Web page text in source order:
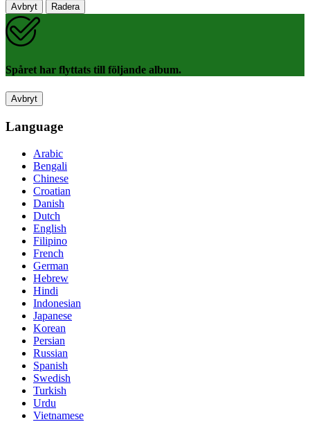
Avbryt Radera
Spåret har flyttats till följande album.
Avbryt
Language
Arabic
Bengali
Chinese
Croatian
Danish
Dutch
English
Filipino
French
German
Hebrew
Hindi
Indonesian
Japanese
Korean
Persian
Russian
Spanish
Swedish
Turkish
Urdu
Vietnamese